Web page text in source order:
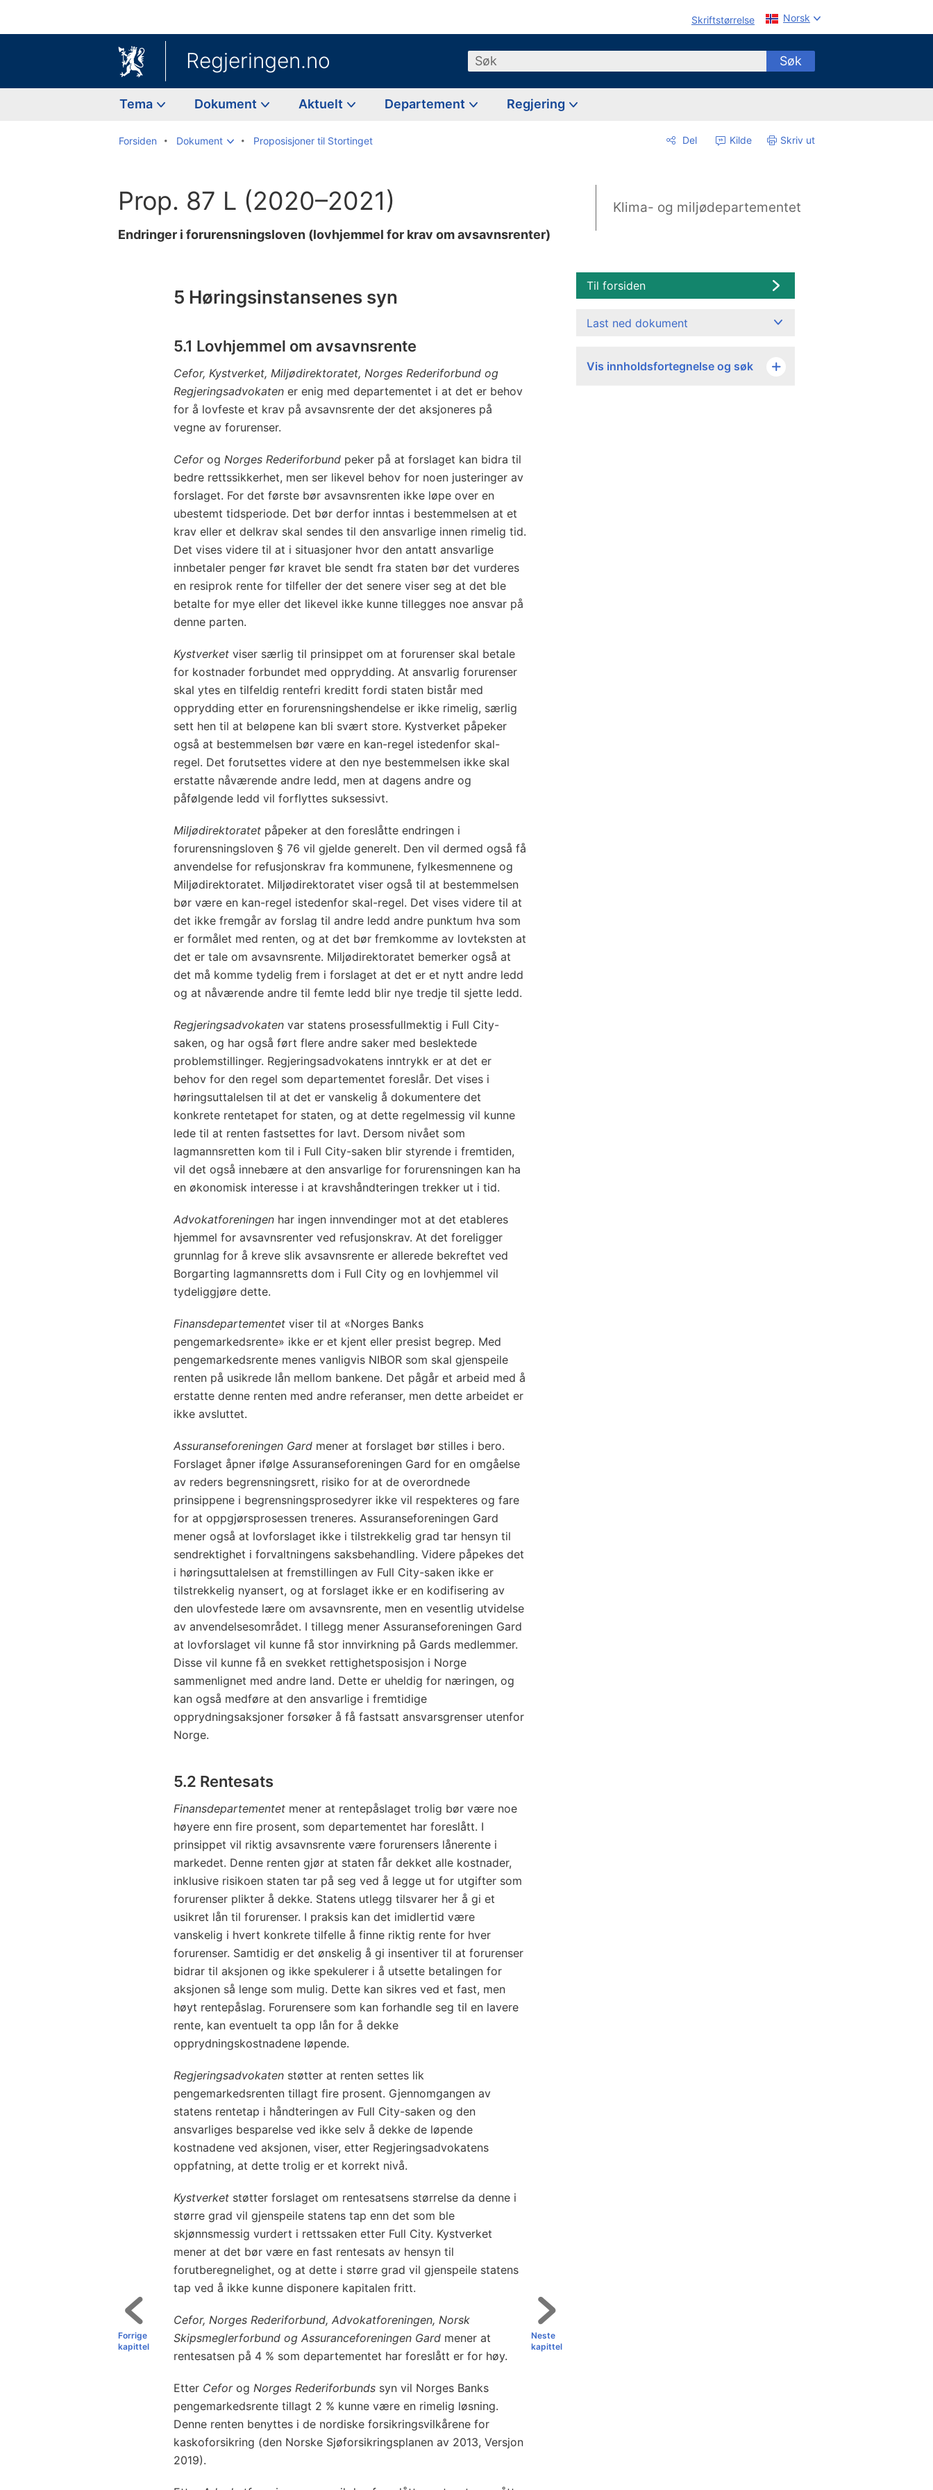
Skriftstørrelse Norsk
Regjeringen.no Søk Søk
Tema Dokument Aktuelt Departement Regjering
Forsiden Dokument Proposisjoner til Stortinget Del Kilde Skriv ut
Prop. 87 L (2020–2021)
Endringer i forurensningsloven (lovhjemmel for krav om avsavnsrenter)
Klima- og miljødepartementet
5 Høringsinstansenes syn
5.1 Lovhjemmel om avsavnsrente
Cefor, Kystverket, Miljødirektoratet, Norges Rederiforbund og
Regjeringsadvokaten er enig med departementet i at det er behov
for å lovfeste et krav på avsavnsrente der det aksjoneres på
vegne av forurenser.
Ceforog Norges Rederiforbund peker på at forslaget kan bidra til
bedre rettssikkerhet, men ser likevel behov for noen justeringer av
forslaget. For det første bør avsavnsrenten ikke løpe over en
ubestemt tidsperiode. Det bør derfor inntas i bestemmelsen at et
krav eller et delkrav skal sendes til den ansvarlige innen rimelig tid.
Det vises videre til at i situasjoner hvor den antatt ansvarlige
innbetaler penger før kravet ble sendt fra staten bør det vurderes
en resiprok rente for tilfeller der det senere viser seg at det ble
betalte for mye eller det likevel ikke kunne tillegges noe ansvar på
denne parten.
Kystverket viser særlig til prinsippet om at forurenser skal betale
for kostnader forbundet med opprydding. At ansvarlig forurenser
skal ytes en tilfeldig rentefri kreditt fordi staten bistår med
opprydding etter en forurensningshendelse er ikke rimelig, særlig
sett hen til at beløpene kan bli svært store. Kystverket påpeker
også at bestemmelsen bør være en kan-regel istedenfor skal-
regel. Det forutsettes videre at den nye bestemmelsen ikke skal
erstatte nåværende andre ledd, men at dagens andre og
påfølgende ledd vil forflyttes suksessivt.
Miljødirektoratet påpeker at den foreslåtte endringen i
forurensningsloven § 76 vil gjelde generelt. Den vil dermed også få
anvendelse for refusjonskrav fra kommunene, fylkesmennene og
Miljødirektoratet. Miljødirektoratet viser også til at bestemmelsen
bør være en kan-regel istedenfor skal-regel. Det vises videre til at
det ikke fremgår av forslag til andre ledd andre punktum hva som
er formålet med renten, og at det bør fremkomme av lovteksten at
det er tale om avsavnsrente. Miljødirektoratet bemerker også at
det må komme tydelig frem i forslaget at det er et nytt andre ledd
og at nåværende andre til femte ledd blir nye tredje til sjette ledd.
Regjeringsadvokaten var statens prosessfullmektig i Full City-
saken, og har også ført flere andre saker med beslektede
problemstillinger. Regjeringsadvokatens inntrykk er at det er
behov for den regel som departementet foreslår. Det vises i
høringsuttalelsen til at det er vanskelig å dokumentere det
konkrete rentetapet for staten, og at dette regelmessig vil kunne
lede til at renten fastsettes for lavt. Dersom nivået som
lagmannsretten kom til i Full City-saken blir styrende i fremtiden,
vil det også innebære at den ansvarlige for forurensningen kan ha
en økonomisk interesse i at kravshåndteringen trekker ut i tid.
Advokatforeningen har ingen innvendinger mot at det etableres
hjemmel for avsavnsrenter ved refusjonskrav. At det foreligger
grunnlag for å kreve slik avsavnsrente er allerede bekreftet ved
Borgarting lagmannsretts dom i Full City og en lovhjemmel vil
tydeliggjøre dette.
Finansdepartementet viser til at «Norges Banks
pengemarkedsrente» ikke er et kjent eller presist begrep. Med
pengemarkedsrente menes vanligvis NIBOR som skal gjenspeile
renten på usikrede lån mellom bankene. Det pågår et arbeid med å
erstatte denne renten med andre referanser, men dette arbeidet er
ikke avsluttet.
Assuranseforeningen Gard mener at forslaget bør stilles i bero.
Forslaget åpner ifølge Assuranseforeningen Gard for en omgåelse
av reders begrensningsrett, risiko for at de overordnede
prinsippene i begrensningsprosedyrer ikke vil respekteres og fare
for at oppgjørsprosessen treneres. Assuranseforeningen Gard
mener også at lovforslaget ikke i tilstrekkelig grad tar hensyn til
sendrektighet i forvaltningens saksbehandling. Videre påpekes det
i høringsuttalelsen at fremstillingen av Full City-saken ikke er
tilstrekkelig nyansert, og at forslaget ikke er en kodifisering av
den ulovfestede lære om avsavnsrente, men en vesentlig utvidelse
av anvendelsesområdet. I tillegg mener Assuranseforeningen Gard
at lovforslaget vil kunne få stor innvirkning på Gards medlemmer.
Disse vil kunne få en svekket rettighetsposisjon i Norge
sammenlignet med andre land. Dette er uheldig for næringen, og
kan også medføre at den ansvarlige i fremtidige
opprydningsaksjoner forsøker å få fastsatt ansvarsgrenser utenfor
Norge.
5.2 Rentesats
Finansdepartementet mener at rentepåslaget trolig bør være noe
høyere enn fire prosent, som departementet har foreslått. I
prinsippet vil riktig avsavnsrente være forurensers lånerente i
markedet. Denne renten gjør at staten får dekket alle kostnader,
inklusive risikoen staten tar på seg ved å legge ut for utgifter som
forurenser plikter å dekke. Statens utlegg tilsvarer her å gi et
usikret lån til forurenser. I praksis kan det imidlertid være
vanskelig i hvert konkrete tilfelle å finne riktig rente for hver
forurenser. Samtidig er det ønskelig å gi insentiver til at forurenser
bidrar til aksjonen og ikke spekulerer i å utsette betalingen for
aksjonen så lenge som mulig. Dette kan sikres ved et fast, men
høyt rentepåslag. Forurensere som kan forhandle seg til en lavere
rente, kan eventuelt ta opp lån for å dekke
opprydningskostnadene løpende.
Regjeringsadvokaten støtter at renten settes lik
pengemarkedsrenten tillagt fire prosent. Gjennomgangen av
statens rentetap i håndteringen av Full City-saken og den
ansvarliges besparelse ved ikke selv å dekke de løpende
kostnadene ved aksjonen, viser, etter Regjeringsadvokatens
oppfatning, at dette trolig er et korrekt nivå.
Kystverket støtter forslaget om rentesatsens størrelse da denne i
større grad vil gjenspeile statens tap enn det som ble
skjønnsmessig vurdert i rettssaken etter Full City. Kystverket
mener at det bør være en fast rentesats av hensyn til
forutberegnelighet, og at dette i større grad vil gjenspeile statens
tap ved å ikke kunne disponere kapitalen fritt.
Cefor, Norges Rederiforbund, Advokatforeningen, Norsk
Skipsmeglerforbund og Assuranceforeningen Gard mener at
rentesatsen på 4 % som departementet har foreslått er for høy.
Etter Ceforog Norges Rederiforbunds syn vil Norges Banks
pengemarkedsrente tillagt 2 % kunne være en rimelig løsning.
Denne renten benyttes i de nordiske forsikringsvilkårene for
kaskoforsikring (den Norske Sjøforsikringsplanen av 2013, Versjon
2019).
Neste
kapittel
Forrige
kapittel
Til forsiden
Last ned dokument
Vis innholdsfortegnelse og søk